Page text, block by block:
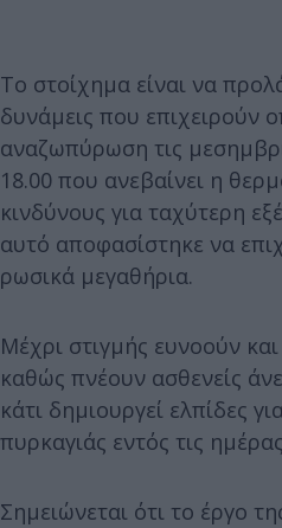
Το στοίχημα είναι να
δυνάμεις που επιχειρούν
αναζωπύρωση τις
18.00 που ανεβαίνει η
κινδύνους για ταχύτερη
αυτό αποφασίστηκε να
ρωσικά μεγαθήρια.
Μέχρι στιγμής ευνοούν
καθώς πνέουν ασθενείς
κάτι δημιουργεί ελπίδες
πυρκαγιάς εντός τις
Σημειώνεται ότι το έργο